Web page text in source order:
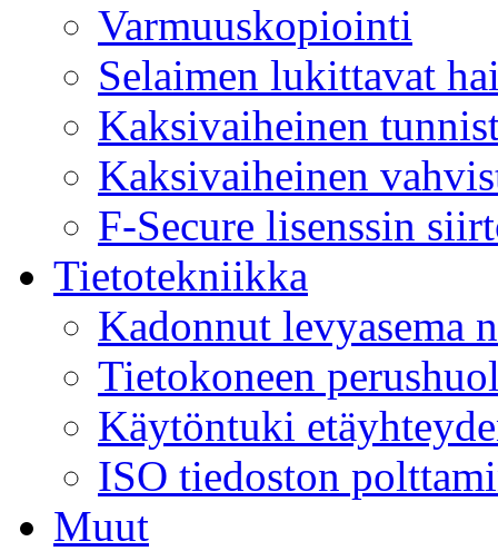
Varmuuskopiointi
Selaimen lukittavat
Kaksivaiheinen
Kaksivaiheinen
F-Secure lisenssin
Tietotekniikka
Kadonnut levyasema
Tietokoneen
Käytöntuki
ISO tiedoston
Muut